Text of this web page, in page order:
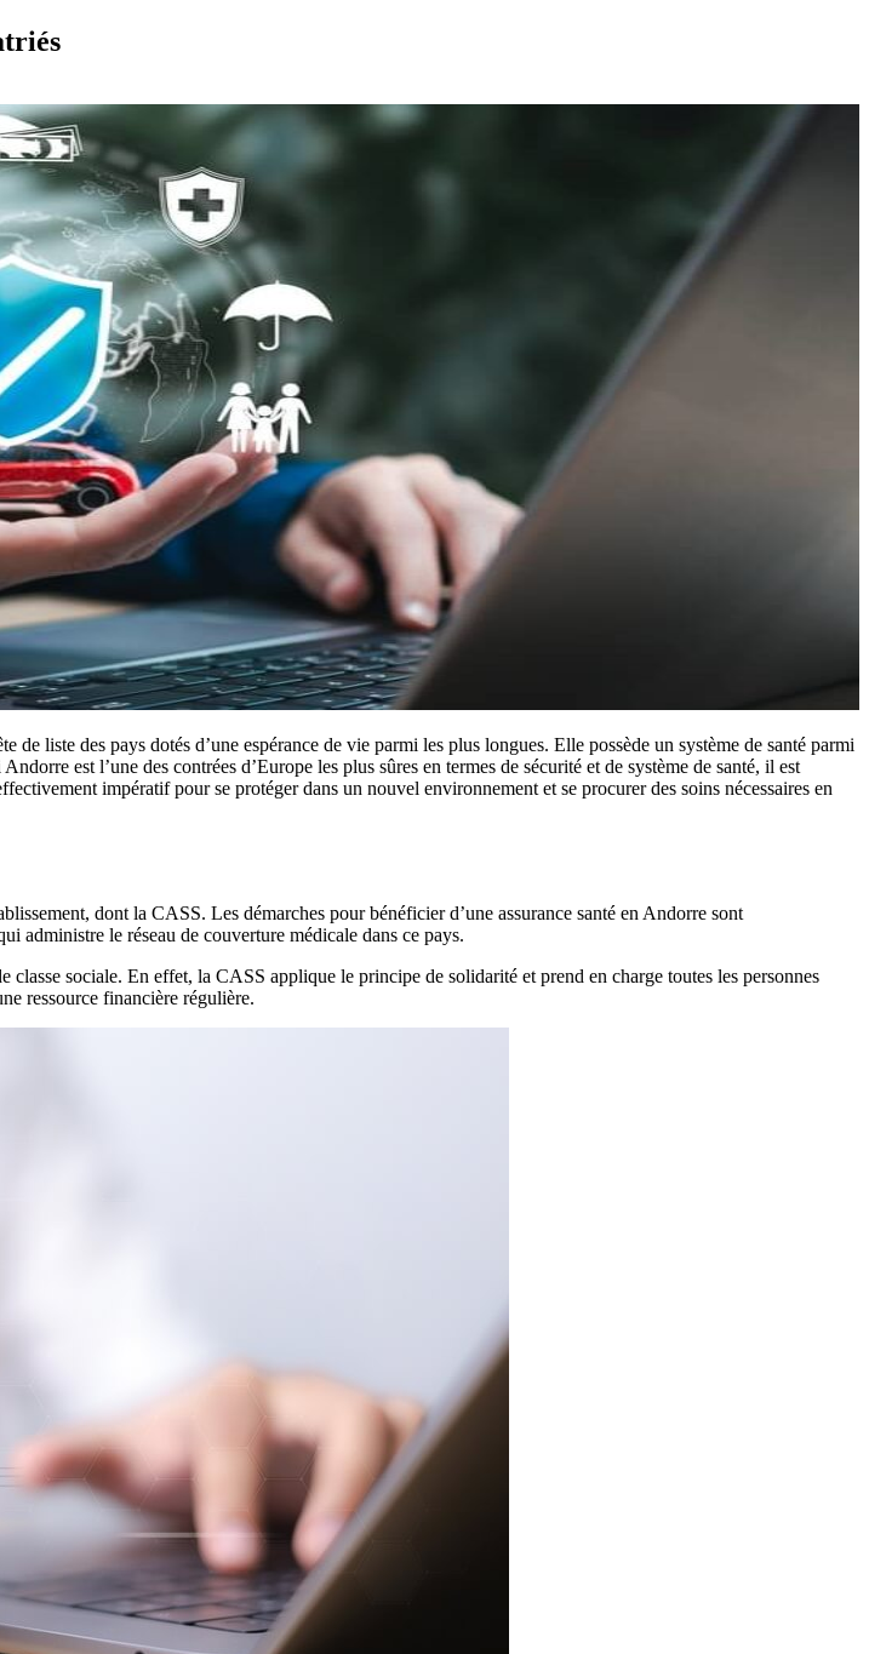
liste des pays dotés d’une espérance de vie parmi les plus longues. Elle possède un système de santé parmi
est l’une des contrées d’Europe les plus sûres en termes de sécurité et de système de santé, il est
impératif pour se protéger dans un nouvel environnement et se procurer des soins nécessaires en
dont la CASS. Les démarches pour bénéficier d’une assurance santé en Andorre sont
administre le réseau de couverture médicale dans ce pays.
sociale. En effet, la CASS applique le principe de solidarité et prend en charge toutes les personnes
ressource financière régulière.